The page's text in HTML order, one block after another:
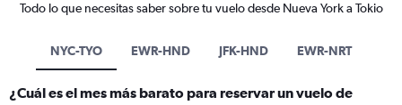
Todo lo que necesitas saber sobre tu vuelo desde Nueva York a Tokio
NYC-TYO EWR-HND JFK-HND EWR-NRT
¿Cuál es el mes más barato para reservar un vuelo de